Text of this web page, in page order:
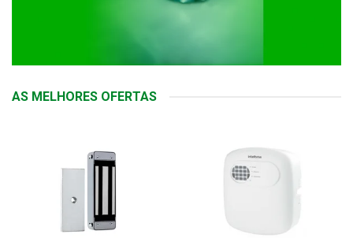
AS MELHORES OFERTAS